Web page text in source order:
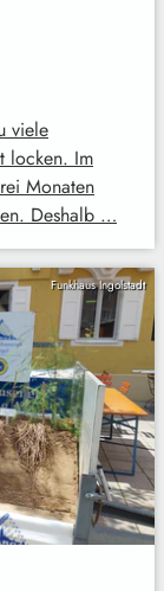
viele
locken. Im
Monaten
Deshalb …
Funkhaus Ingolstadt